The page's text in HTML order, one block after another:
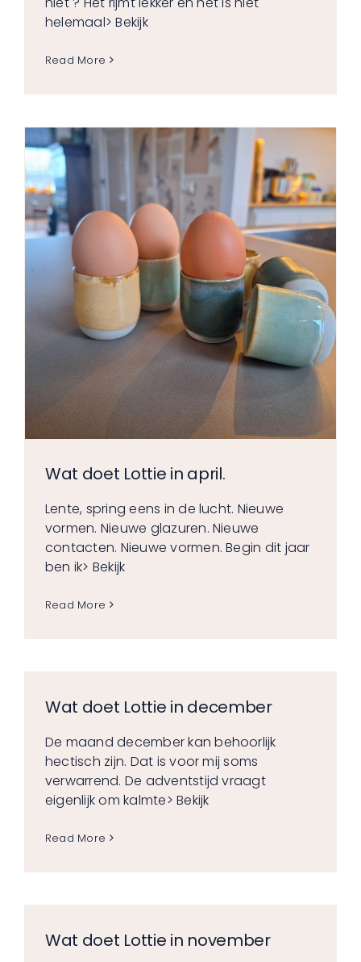
helemaal> Bekijk
Read More
Wat doet Lottie in april.
Lente, spring eens in de lucht. Nieuwe
vormen. Nieuwe glazuren. Nieuwe
contacten. Nieuwe vormen. Begin dit jaar
ben ik> Bekijk
Read More
Wat doet Lottie in december
De maand december kan behoorlijk
hectisch zijn. Dat is voor mij soms
verwarrend. De adventstijd vraagt
eigenlijk om kalmte> Bekijk
Read More
Wat doet Lottie in november